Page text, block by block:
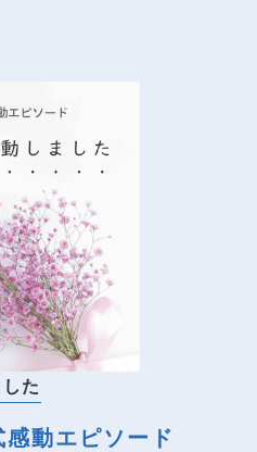
た
動エピソード